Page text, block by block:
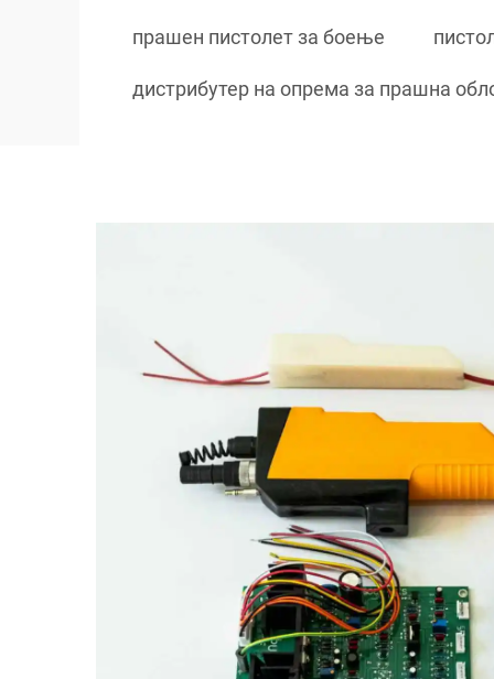
прашен пистолет за боење
дистрибутер на опрема за прашна